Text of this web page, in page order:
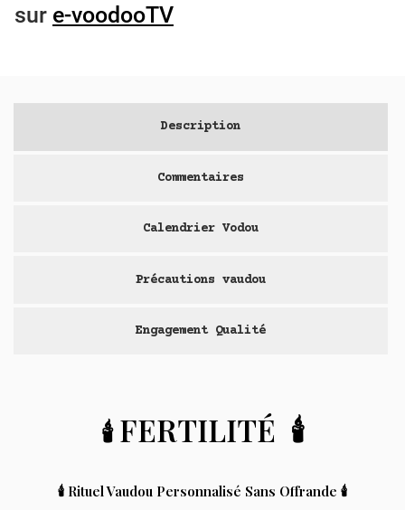
sur e-voodooTV
Description
Commentaires
Calendrier Vodou
Précautions vaudou
Engagement Qualité
🕯️FERTILITÉ 🕯️
🕯️ Rituel Vaudou Personnalisé Sans Offrande 🕯️